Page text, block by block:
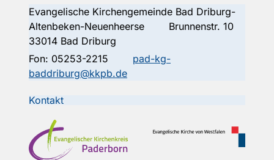
Evangelische Kirchengemeinde Bad Driburg-
Altenbeken-Neuenheerse Brunnenstr. 10
33014 Bad Driburg
Fon: 05253-2215
pad-kg-
baddriburg@kkpb.de
Kontakt